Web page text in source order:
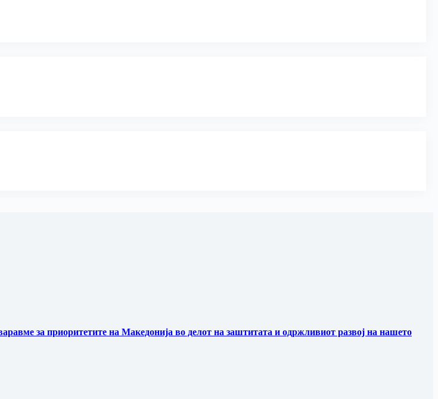
за приоритетите на Македонија во делот на заштитата и одржливиот развој на нашето